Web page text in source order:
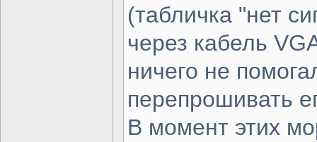
(табличка "нет
через кабель
ничего не
перепрошивать
В момент этих